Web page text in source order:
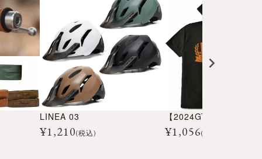
LINEA 03
¥1,210(税込) ¥1,056(税込)